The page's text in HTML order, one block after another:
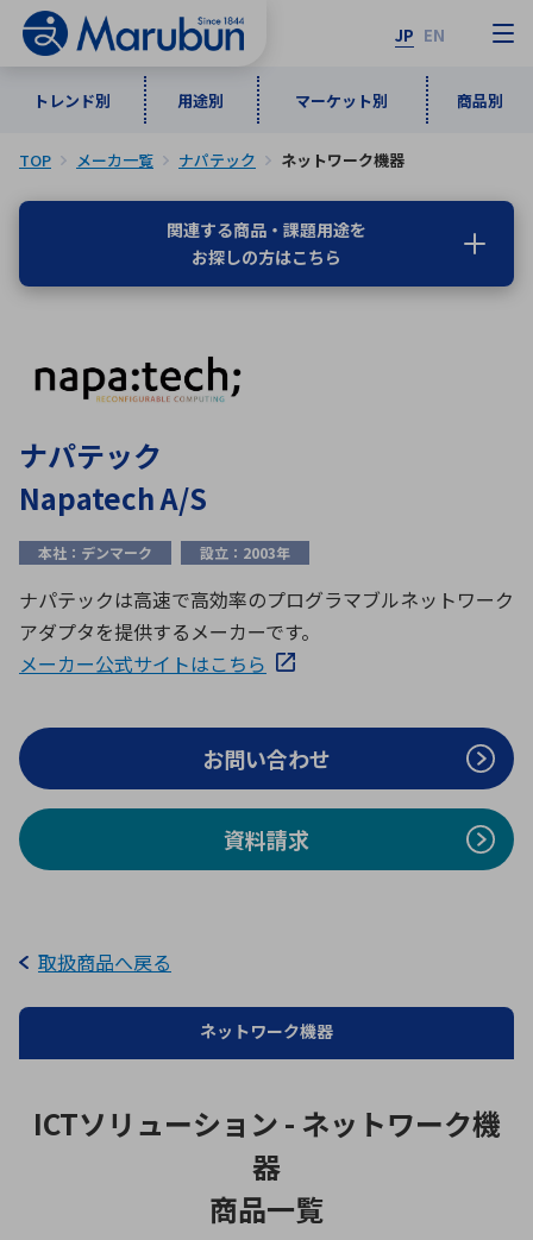
JP EN
トレンド別 用途別 マーケット別 商品別
トレンド別
インダストリアルDXソリューション
5G・Local 5G
ワイヤレス給電
ロボティクス（AI）
データセンタ・クラウド
ミリ波レーダー
ブログ｜ここから始まる最新技術
用途別
通信・ネットワーク
監視・セキュリティ
計測・検出
品質管理・検査
接着・接合
製品製造・加工
レーダ・衛星通信
照射
シミュレーター
環境構築・開発システム
マーケット別
民生
商品別
ICTソリューション
レーザー・光学部品
特定用途向け・その他 サービス
メーカ一覧
な行
は行
アルファベット順
A B
E
F G
H
I
J
Q
R S
T
V W
TOP メーカ一覧 ナパテック ネットワーク機器
関連する商品・課題用途を
お探しの方はこちら
ナパテック
Napatech A/S
本社：デンマーク 設立：2003年
ナパテックは高速で高効率のプログラマブルネットワーク
アダプタを提供するメーカーです。
メーカー公式サイトはこちら
お問い合わせ
資料請求
取扱商品へ戻る
ネットワーク機器
ICTソリューション - ネットワーク機
器
商品一覧